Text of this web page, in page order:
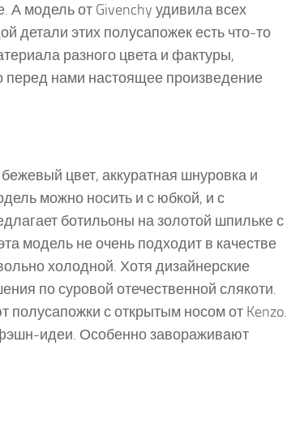
А модель от Givenchy удивила всех
детали этих полусапожек есть что-то
разного цвета и фактуры,
перед нами настоящее произведение
цвет, аккуратная шнуровка и
можно носить и с юбкой, и с
ботильоны на золотой шпильке с
модель не очень подходит в качестве
холодной. Хотя дизайнерские
по суровой отечественной слякоти.
с открытым носом от Kenzo.
идеи. Особенно завораживают